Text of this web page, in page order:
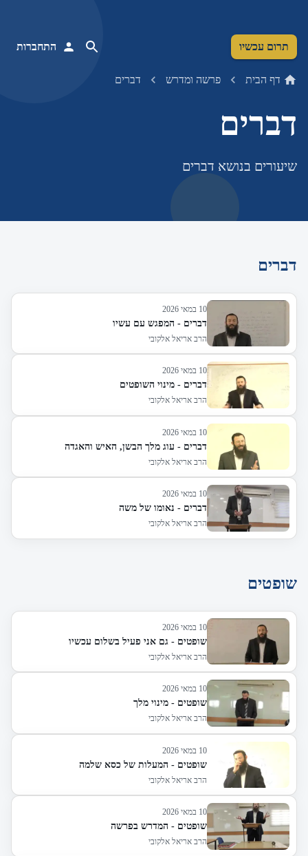
תרום עכשיו התחברות
דף הבית פרשה ומדרש דברים
דברים
שיעורים בנושא דברים
דברים
10 במאי 2026
דברים - המפגש עם עשיו
הרב אריאל אלקובי
10 במאי 2026
דברים - מינוי השופטים
הרב אריאל אלקובי
10 במאי 2026
דברים - עוג מלך הבשן, האיש והאגדה
הרב אריאל אלקובי
10 במאי 2026
דברים - נאומו של משה
הרב אריאל אלקובי
שופטים
10 במאי 2026
שופטים - גם אני פעיל בשלום עכשיו
הרב אריאל אלקובי
10 במאי 2026
שופטים - מינוי מלך
הרב אריאל אלקובי
10 במאי 2026
שופטים - המעלות של כסא שלמה
הרב אריאל אלקובי
10 במאי 2026
שופטים - המדרש בפרשה
הרב אריאל אלקובי